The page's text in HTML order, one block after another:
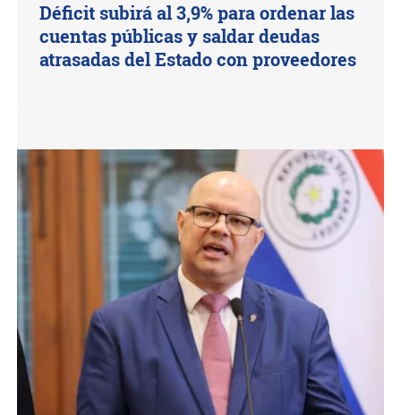
Déficit subirá al 3,9% para ordenar las
cuentas públicas y saldar deudas
atrasadas del Estado con proveedores